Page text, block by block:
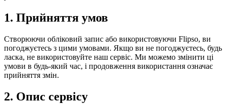
1. Прийняття умов
Створюючи обліковий запис або використовуючи Flipso, ви
погоджуєтесь з цими умовами. Якщо ви не погоджуєтесь, будь
ласка, не використовуйте наш сервіс. Ми можемо змінити ці
умови в будь-який час, і продовження використання означає
прийняття змін.
2. Опис сервісу